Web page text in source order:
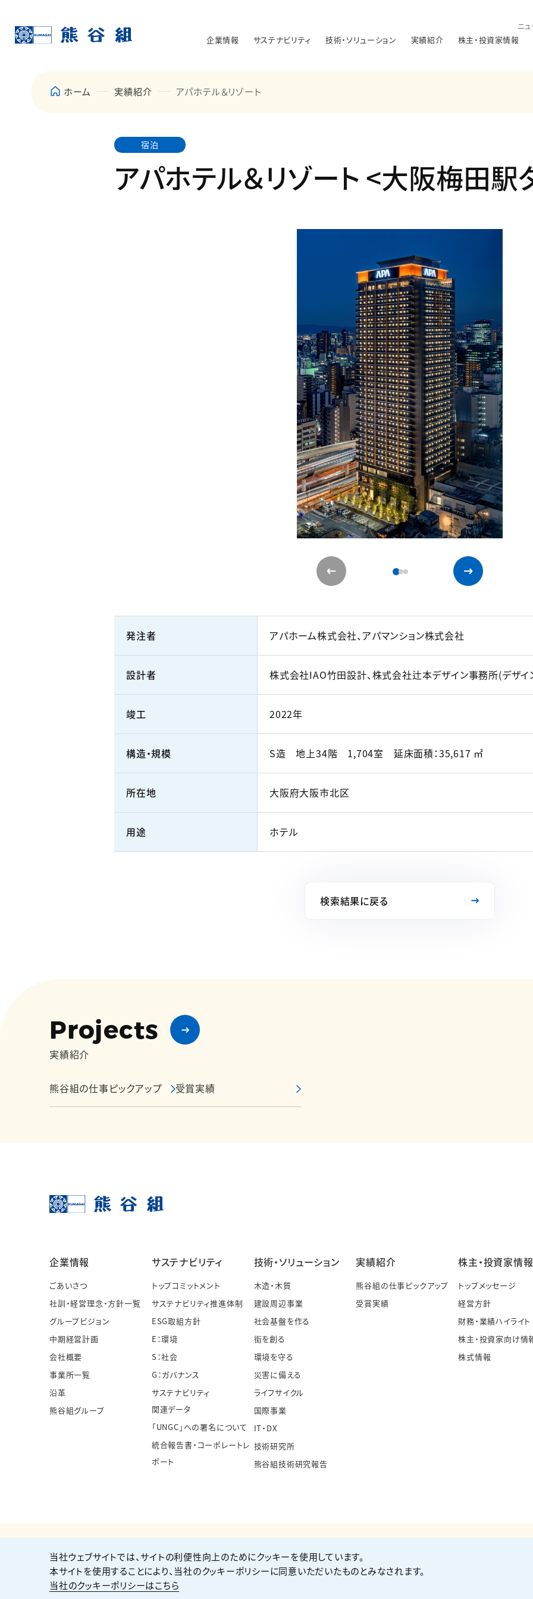
ニ
企業情報 サステナビリティ 技術・ソリューション 実績紹介 株主・投資家情報
ホーム 実績紹介 アパホテル＆リゾート
宿泊
アパホテル＆リゾート <大阪梅田駅
発注者 アパホーム株式会社、アパマンション株式会社
設計者 株式会社IAO竹田設計、株式会社辻本デザイン事務所(デザイ
竣工 2022年
構造・規模 S造 地上34階 1,704室 延床面積：35,617 ㎡
所在地 大阪府大阪市北区
用途 ホテル
検索結果に戻る
Projects
実績紹介
熊谷組の仕事ピックアップ 受賞実績
企業情報
ごあいさつ
社訓・経営理念・方針一覧
グループビジョン
中期経営計画
会社概要
事業所一覧
沿革
熊谷組グループ
サステナビリティ
トップコミットメント
サステナビリティ推進体制
ESG取組方針
E：環境
S：社会
G：ガバナンス
サステナビリティ
関連データ
「UNGC」への署名について
統合報告書・コーポレートレ
ポート
技術・ソリューション
木造・木質
建設周辺事業
社会基盤を作る
街を創る
環境を守る
災害に備える
ライフサイクル
国際事業
IT・DX
技術研究所
熊谷組技術研究報告
実績紹介
熊谷組の仕事ピックアップ
受賞実績
株主・投資家情報
トップメッセージ
経営方針
財務・業績ハイライト
株主・投資家向け情
株式情報
個人情報保護方針 サイト利用規約 サイトマップ お問い合わせ
当社ウェブサイトでは、サイトの利便性向上のためにクッキーを使用しています。
本サイトを使用することにより、当社のクッキーポリシーに同意いただいたものとみなされます。
当社のクッキーポリシーはこちら